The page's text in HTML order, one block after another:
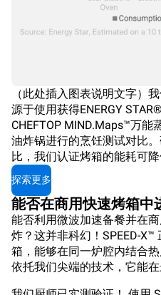
（此处插入图表说明文字）
源于使用获得ENERGY
CHEFTOP MIND.Maps™万
油炸锅进行的烹饪测试对比
比，我们认证烤箱的能耗可降
探索更多
能否在商用快速烤箱中
能否利用微波加速备餐并在
炸？这并非科幻！SPEED-X™
箱，能够在同一炉腔内结合
依托我们尖端的技术，它能